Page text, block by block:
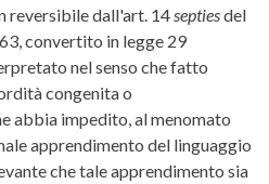
reversibile dall'art. 14septiesdel
convertito in legge 29
nel senso che fatto
congenita o
abbia impedito, al menomato
apprendimento del linguaggio
che tale apprendimento sia